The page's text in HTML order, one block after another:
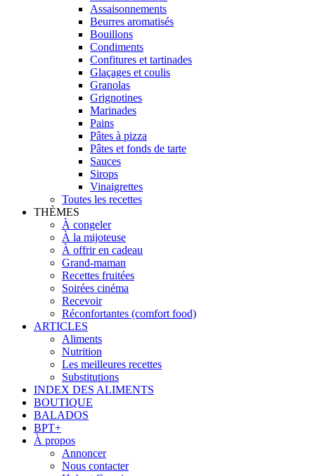
Assaisonnements
Beurres aromatisés
Bouillons
Condiments
Confitures et tartinades
Glaçages et coulis
Granolas
Grignotines
Marinades
Pains
Pâtes à pizza
Pâtes et fonds de tarte
Sauces
Sirops
Vinaigrettes
Toutes les recettes
THÈMES
À congeler
À la mijoteuse
À offrir en cadeau
Grand-maman
Recettes fruitées
Soirées cinéma
Recevoir
Réconfortantes (comfort food)
ARTICLES
Aliments
Nutrition
Les meilleures recettes
Substitutions
INDEX DES ALIMENTS
BOUTIQUE
BALADOS
BPT+
À propos
Annoncer
Nous contacter